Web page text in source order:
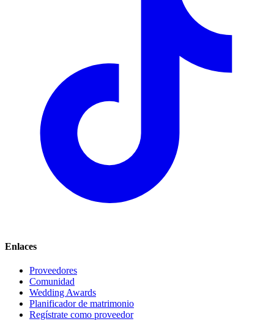
Enlaces
Proveedores
Comunidad
Wedding Awards
Planificador de matrimonio
Regístrate como proveedor